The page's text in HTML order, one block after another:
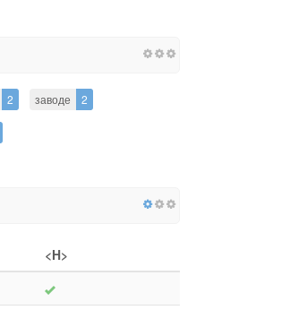
2 заводе 2
<H>